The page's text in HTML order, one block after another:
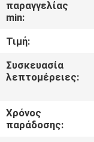
ΜΑΣ
ΕΛΆΤΕ
ΣΕ
ΜΕ
παραγγελίας
min:
Τιμή:
Συσκευασία
λεπτομέρειες:
Χρόνος
παράδοσης: